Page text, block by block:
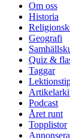
Om oss
Historia
Geografi
Quiz &
Taggar
Podcast
Året runt
Topplistor
Annonsera